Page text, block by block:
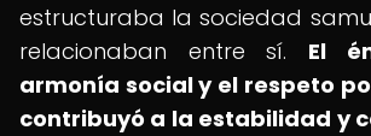
estructuraba la sociedad
relacionaban entre sí. El
armonía social y el respeto
contribuyó a la estabilidad y